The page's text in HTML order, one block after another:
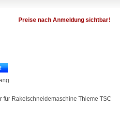
Preise nach Anmeldung sichtbar!
für Rakelschneidemaschine Thieme TSC